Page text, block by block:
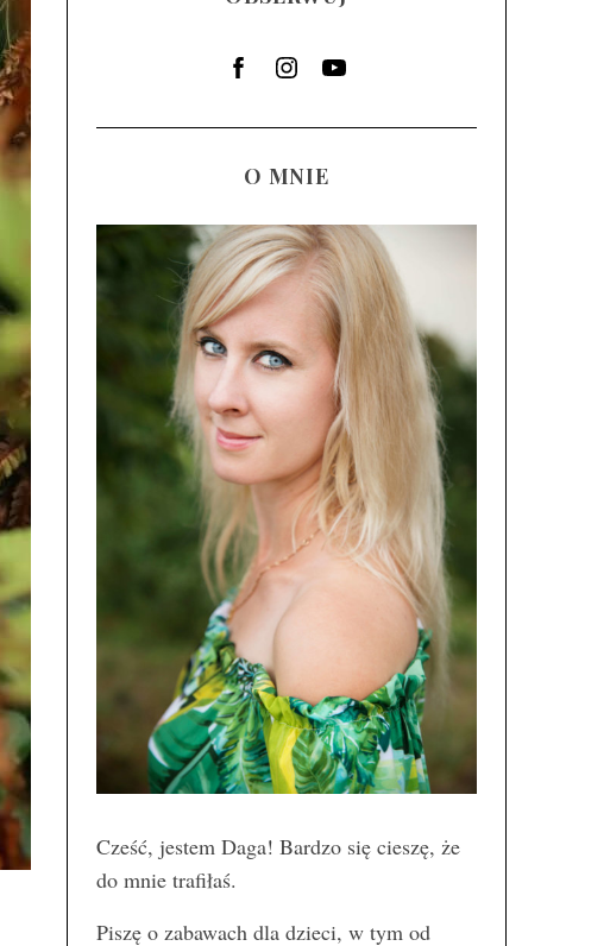
O MNIE
Cześć, jestem Daga! Bardzo się cieszę, że
do mnie trafiłaś.
Piszę o zabawach dla dzieci, w tym od